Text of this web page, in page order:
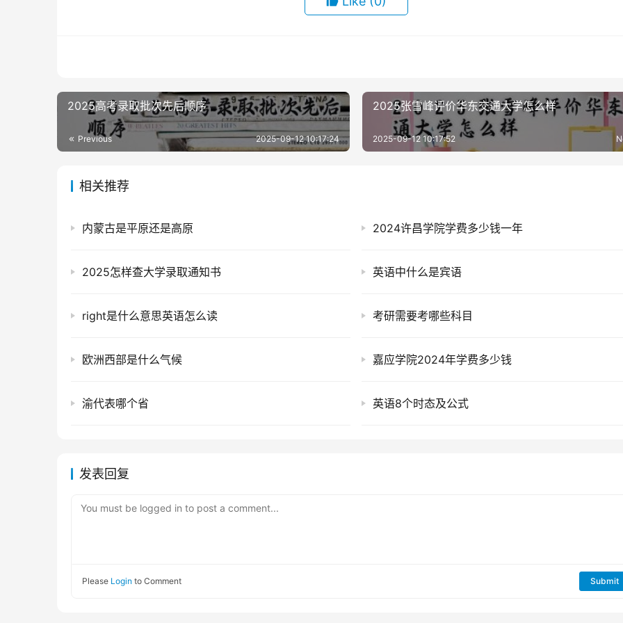
2025高考录取批次先后顺序
Previous 2025-09-12 10:17:24
2025张雪峰评价华东交通大学怎么样
2025-09-12 10:17:52
相关推荐
内蒙古是平原还是高原 2024许昌学院学费多少钱一年
2025怎样查大学录取通知书 英语中什么是宾语
right是什么意思英语怎么读 考研需要考哪些科目
欧洲西部是什么气候 嘉应学院2024年学费多少钱
渝代表哪个省 英语8个时态及公式
发表回复
You must be logged in to post a comment...
Please Login to Comment Submit